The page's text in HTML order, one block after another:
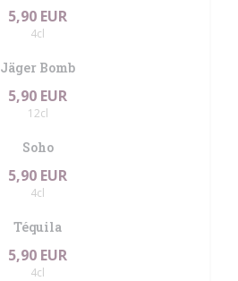
5,90 EUR
4cl
Jäger Bomb
5,90 EUR
12cl
Soho
5,90 EUR
4cl
Téquila
5,90 EUR
4cl